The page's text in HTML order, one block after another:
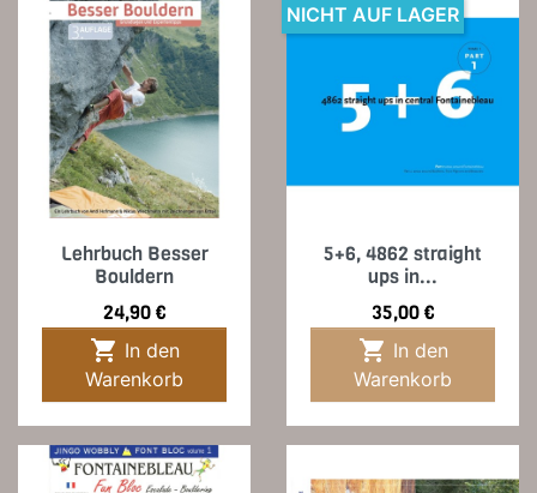
Lehrbuch Besser
Bouldern
Preis
24,90 €

Warenkorb
5+6, 4862 straight
ups in...
Preis
35,00 €

Warenkorb
NICHT AUF LAGER